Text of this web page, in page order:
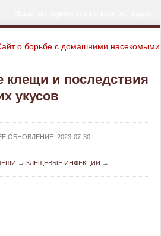
клещи и последствия
укусов
ОБНОВЛЕНИЕ: 2023-07-30
→ КЛЕЩЕВЫЕ ИНФЕКЦИИ →